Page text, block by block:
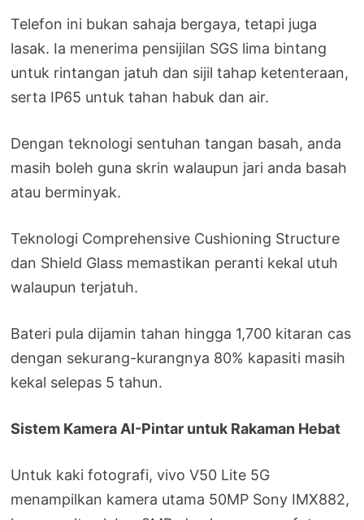
Telefon ini bukan sahaja bergaya, tetapi juga
lasak. Ia menerima pensijilan SGS lima bintang
untuk rintangan jatuh dan sijil tahap ketenteraan,
serta IP65 untuk tahan habuk dan air.
Dengan teknologi sentuhan tangan basah, anda
masih boleh guna skrin walaupun jari anda basah
atau berminyak.
Teknologi Comprehensive Cushioning Structure
dan Shield Glass memastikan peranti kekal utuh
walaupun terjatuh.
Bateri pula dijamin tahan hingga 1,700 kitaran cas
dengan sekurang-kurangnya 80% kapasiti masih
kekal selepas 5 tahun.
Sistem Kamera AI-Pintar untuk Rakaman Hebat
Untuk kaki fotografi, vivo V50 Lite 5G
menampilkan kamera utama 50MP Sony IMX882,